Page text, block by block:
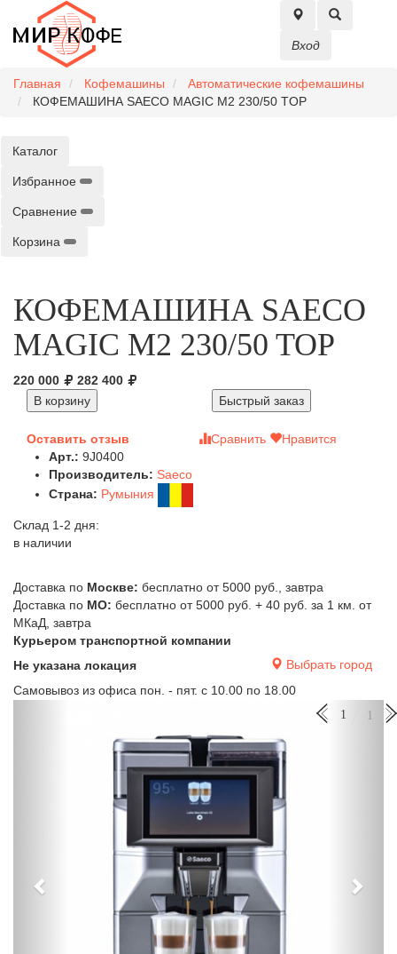
Вход
Главная Кофемашины
Автоматические кофемашины
КОФЕМАШИНА SAECO MAGIC M2 230/50 TOP
Каталог
Избранное
Сравнение
Корзина
КОФЕМАШИНА SAECO
MAGIC M2 230/50 TOP
220 000
282 400
В корзину
Быстрый заказ
Оставить отзыв Сравнить
Нравится
Арт.: 9J0400
Производитель: Saeco
Страна: Румыния
Склад 1-2 дня:
в наличии
Доставка по Москве: бесплатно от 5000 руб., завтра
Доставка по МО: бесплатно от 5000 руб. + 40 руб. за 1 км. от
МКаД, завтра
Курьером транспортной компании
Не указана локация
Выбрать город
Самовывоз из офиса пон. - пят. с 10.00 по 18.00
Next
1 1